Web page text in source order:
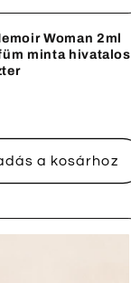
Woman 2ml
minta hivatalos
a kosárhoz